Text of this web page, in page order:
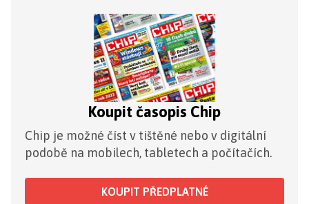
Koupit časopis Chip
Chip je možné číst v tištěné nebo v digitální
podobě na mobilech, tabletech a počítačích.
KOUPIT PŘEDPLATNÉ